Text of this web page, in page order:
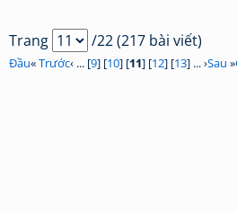
Trang /22 (217 bài viết)
Đầu«Trước‹ ... [9] [10] [11] [12] [13] ... ›Sau »